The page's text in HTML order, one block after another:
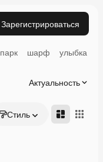
Зарегистрироваться
парк шарф улыбка
Актуальность
Стиль Адвансд